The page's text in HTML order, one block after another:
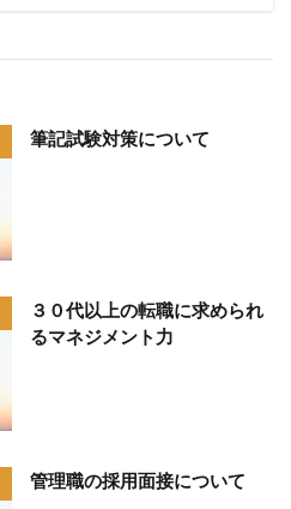
筆記試験対策について
３０代以上の転職に求められ
るマネジメント力
管理職の採用面接について